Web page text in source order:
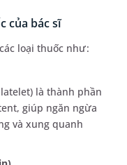
của bác sĩ
loại thuốc như:
là thành phần
giúp ngăn ngừa
và xung quanh